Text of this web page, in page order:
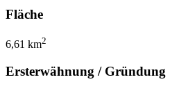
Fläche
6,61 km2
Ersterwähnung / Gründung